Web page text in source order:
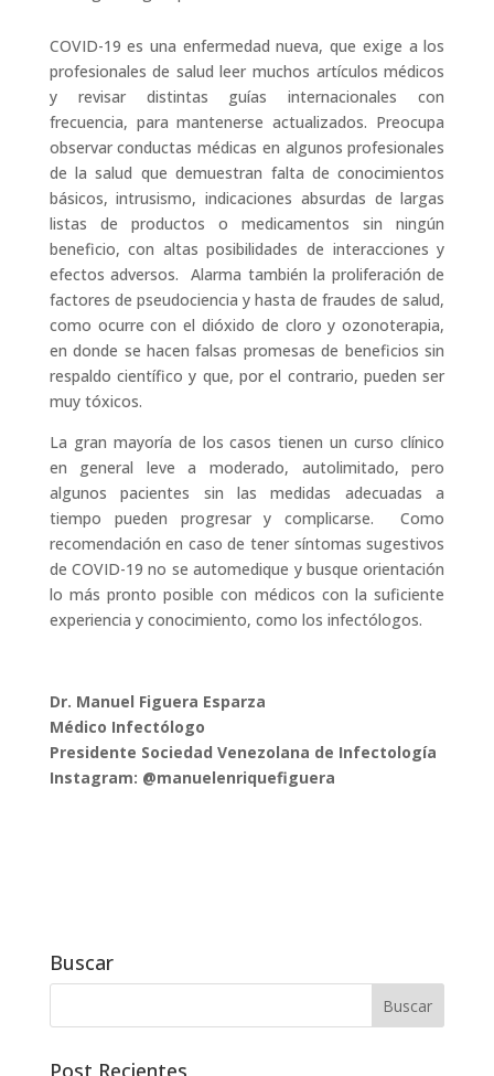
COVID-19 es una enfermedad nueva, que exige a los
profesionales de salud leer muchos artículos médicos
y revisar distintas guías internacionales con
frecuencia, para mantenerse actualizados. Preocupa
observar conductas médicas en algunos profesionales
de la salud que demuestran falta de conocimientos
básicos, intrusismo, indicaciones absurdas de largas
listas de productos o medicamentos sin ningún
beneficio, con altas posibilidades de interacciones y
efectos adversos. Alarma también la proliferación de
factores de pseudociencia y hasta de fraudes de salud,
como ocurre con el dióxido de cloro y ozonoterapia,
en donde se hacen falsas promesas de beneficios sin
respaldo científico y que, por el contrario, pueden ser
muy tóxicos.
La gran mayoría de los casos tienen un curso clínico
en general leve a moderado, autolimitado, pero
algunos pacientes sin las medidas adecuadas a
tiempo pueden progresar y complicarse. Como
recomendación en caso de tener síntomas sugestivos
de COVID-19 no se automedique y busque orientación
lo más pronto posible con médicos con la suficiente
experiencia y conocimiento, como los infectólogos.
Dr. Manuel Figuera Esparza
Médico Infectólogo
Presidente Sociedad Venezolana de Infectología
Instagram: @manuelenriquefiguera
Buscar
Post Recientes